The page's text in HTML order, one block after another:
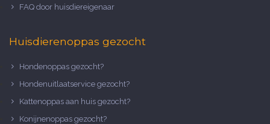
FAQ door huisdiereigenaar
Huisdierenoppas gezocht
Hondenoppas gezocht?
Hondenuitlaatservice gezocht?
Kattenoppas aan huis gezocht?
Konijnenoppas gezocht?